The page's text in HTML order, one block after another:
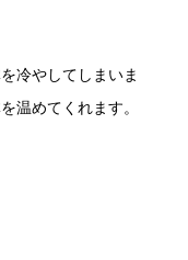
冷やしてしまいま
温めてくれます。